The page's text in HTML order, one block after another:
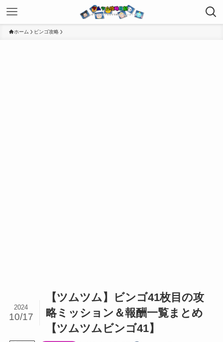
ホーム ビンゴ攻略
【ツムツム】ビンゴ41枚目の攻
略ミッション＆報酬一覧まとめ
【ツムツムビンゴ41】
2024
10/17